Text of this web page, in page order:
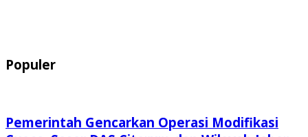
Populer
Pemerintah Gencarkan Operasi Modifikasi